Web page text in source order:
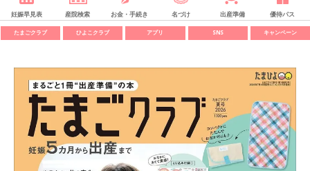
妊娠早見表 産院検索 お金・手続き 名づけ 出産準備 優待パス
たまごクラブ ひよこクラブ アプリ SNS キャンペーン